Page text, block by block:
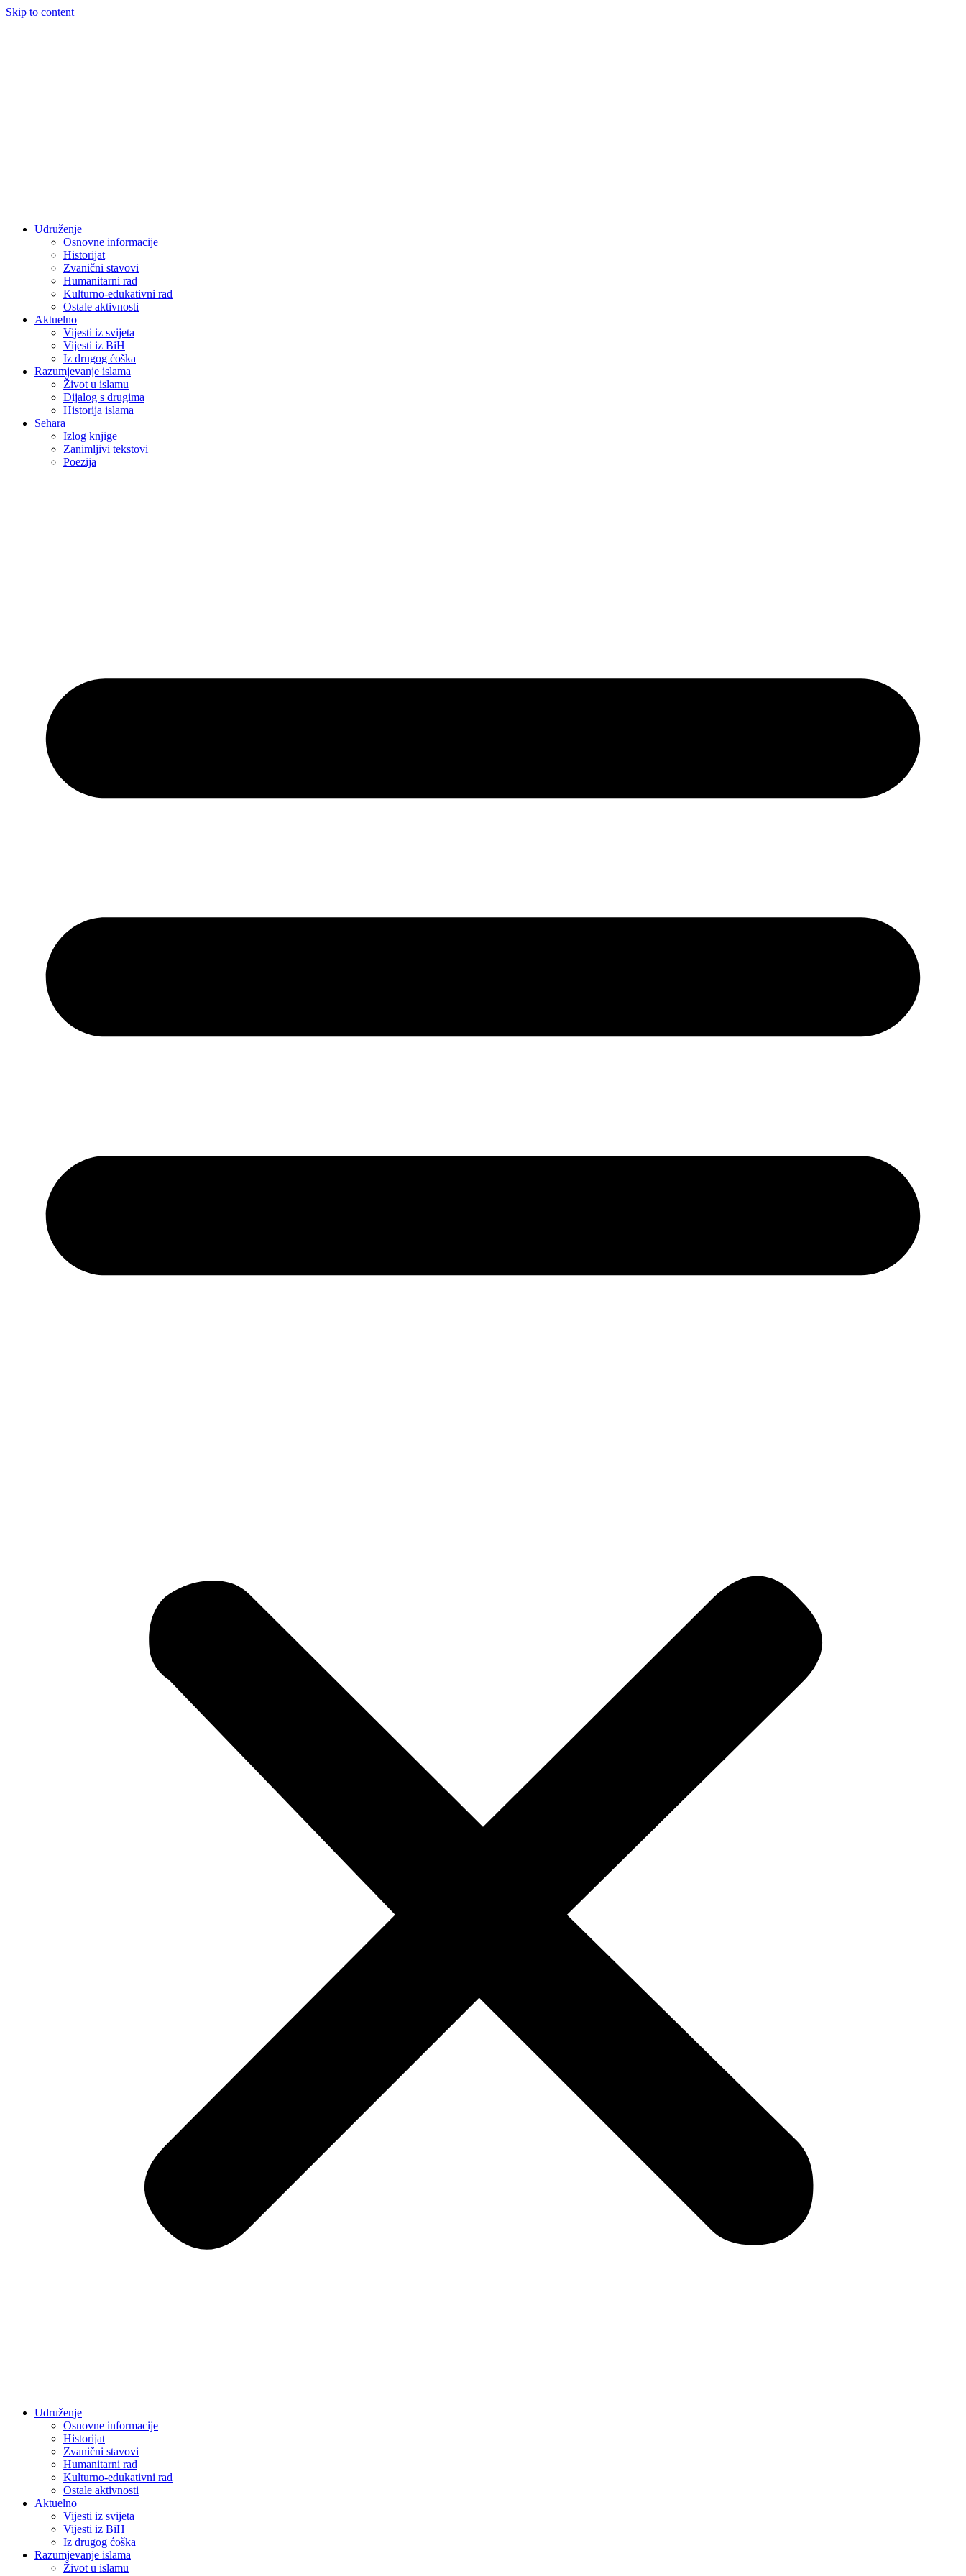
Skip to content
Udruženje
Osnovne informacije
Historijat
Zvanični stavovi
Humanitarni rad
Kulturno-edukativni rad
Ostale aktivnosti
Aktuelno
Vijesti iz svijeta
Vijesti iz BiH
Iz drugog ćoška
Razumjevanje islama
Život u islamu
Dijalog s drugima
Historija islama
Sehara
Izlog knjige
Zanimljivi tekstovi
Poezija
Udruženje
Osnovne informacije
Historijat
Zvanični stavovi
Humanitarni rad
Kulturno-edukativni rad
Ostale aktivnosti
Aktuelno
Vijesti iz svijeta
Vijesti iz BiH
Iz drugog ćoška
Razumjevanje islama
Život u islamu